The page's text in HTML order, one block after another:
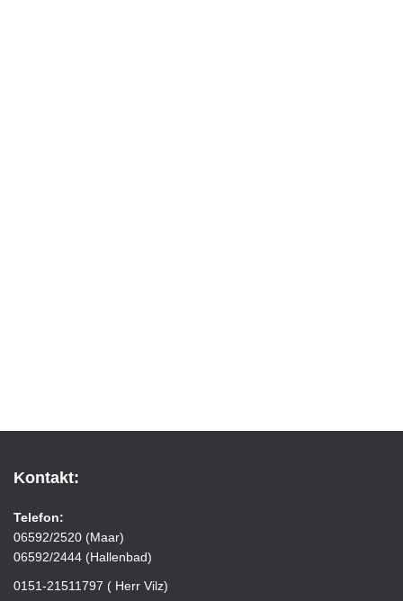
Kontakt:
Telefon:
06592/2520 (Maar)
06592/2444 (Hallenbad)
0151-21511797 ( Herr Vilz)